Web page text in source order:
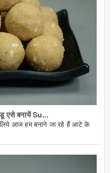
एसे बनायें Su...
लिये आज हम बनाने जा रहे हैं आटे के